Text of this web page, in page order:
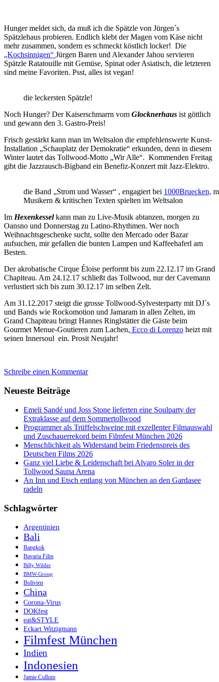
Hunger meldet sich, da muß ich die Spätzle von Jürgen´s
Spätzlehaus probieren. Endlich klebt der Magen vom Käse nicht
mehr zusammen, sondern es schmeckt köstlich locker! Die
„Kochsinnigen“ Jürgen Baren und Alexander Jahou servieren
Spätzle Ratatouille mit Gemüse, Spinat oder Asiatisch, die letzteren
sind meine Favoriten. Psst, alles ist vegan!
die leckersten Spätzle!
Noch Hunger? Der Kaiserschmarrn vom Glocknerhaus ist göttlich
und gewann den 3. Gastro-Preis!
Frisch gestärkt kann man im Weltsalon die empfehlenswerte Kunst-
Installation „Schauplatz der Demokratie“ erkunden, denn in diesem
Winter lautet das Tollwood-Motto „Wir Alle“. Kommenden Freitag
gibt die Jazzrausch-Bigband ein Benefiz-Konzert mit Jazz-Elektro.
die Band „Strom und Wasser“ , engagiert bei 1000Bruecken,
Musikern & kritischen Texten spielten im Weltsalon
Im Hexenkesselkann man zu Live-Musik abtanzen, morgen zu
Oansno und Donnerstag zu Latino-Rhythmen. Wer noch
Weihnachtsgeschenke sucht, sollte den Mercado oder Bazar
aufsuchen, mir gefallen die bunten Lampen und Kaffeehaferl am
Besten.
Der akrobatische Cirque Éloise performt bis zum 22.12.17 im Grand
Chapiteau. Am 24.12.17 schließt das Tollwood, nur der Cavemann
verlustiert sich bis zum 30.12.17 im selben Zelt.
Am 31.12.2017 steigt die grosse Tollwood-Sylvesterparty mit DJ´s
und Bands wie Rockomotion und Jamaram in allen Zelten, im
Grand Chapiteau bringt Hannes Ringlstätter die Gäste beim
Gourmet Menue-Goutieren zum Lachen, Ecco di Lorenzo heizt mit
seinen Innersoul ein. Prosit Neujahr!
Schreibe einen Kommentar
Neueste Beiträge
Emeli Sandé und Joss Stone lieferten eine Soulparty der
Extraklasse auf dem Sommertollwood
Programmer als Trüffelschweine mit exzellenter Filmauswahl
und Zuschauerrekord beim Filmfest München 2026
Menschlichkeit als Widerstand beim Friedenspreis des
Deutschen Films 2026
Ganz viel Liebe & Leidenschaft bei Alvaro Soler in der
Tollwood Sauna Arena
An Inn und Etsch entlang von München an den Gardasee
radeln
Schlagwörter
Argentinien
Bali
Bangkok
Bavaria Film
Billy Wilder
BMW-Group
Bolivien
China
Corona-Virus
DOKfest
eat&STYLE
Eckart Witzigmann
Filmfest München
Indien
Indonesien
Jamie Cullum